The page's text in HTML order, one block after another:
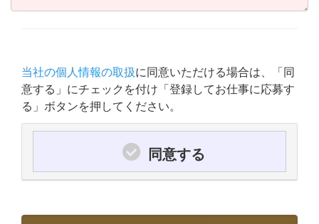
当社の個人情報の取扱に同意いただける場合は、「同
意する」にチェックを付け「登録してお仕事に応募す
る」ボタンを押してください。
同意する